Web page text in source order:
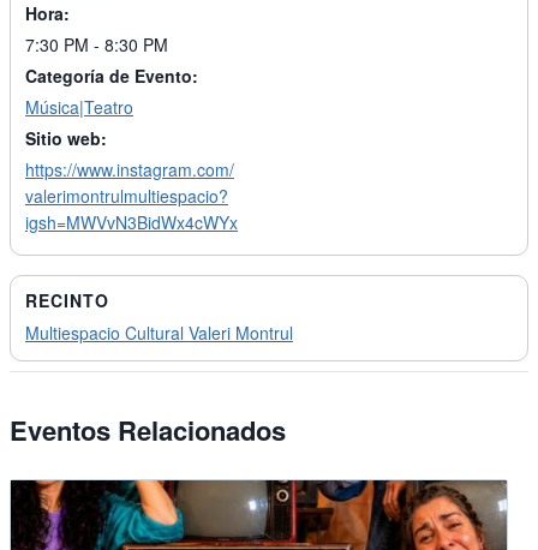
Hora:
7:30 PM - 8:30 PM
Categoría de Evento:
Música|Teatro
Sitio web:
https://www.instagram.com/
valerimontrulmultiespacio?
igsh=MWVvN3BidWx4cWYx
RECINTO
Multiespacio Cultural Valeri Montrul
Eventos Relacionados